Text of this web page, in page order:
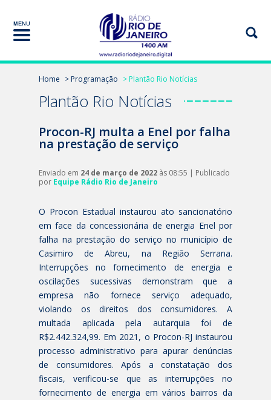
Home > Programação > Plantão Rio Notícias
Plantão Rio Notícias
Procon-RJ multa a Enel por falha
na prestação de serviço
Enviado em 24 de março de 2022 às 08:55 | Publicado
por Equipe Rádio Rio de Janeiro
O Procon Estadual instaurou ato sancionatório
em face da concessionária de energia Enel por
falha na prestação do serviço no município de
Casimiro de Abreu, na Região Serrana.
Interrupções no fornecimento de energia e
oscilações sucessivas demonstram que a
empresa não fornece serviço adequado,
violando os direitos dos consumidores. A
multada aplicada pela autarquia foi de
R$2.442.324,99. Em 2021, o Procon-RJ instaurou
processo administrativo para apurar denúncias
de consumidores. Após a constatação dos
fiscais, verificou-se que as interrupções no
fornecimento de energia em vários bairros da